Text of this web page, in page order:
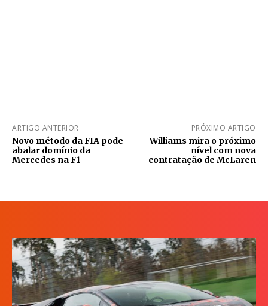
ARTIGO ANTERIOR
Novo método da FIA pode
abalar domínio da
Mercedes na F1
PRÓXIMO ARTIGO
Williams mira o próximo
nível com nova
contratação de McLaren